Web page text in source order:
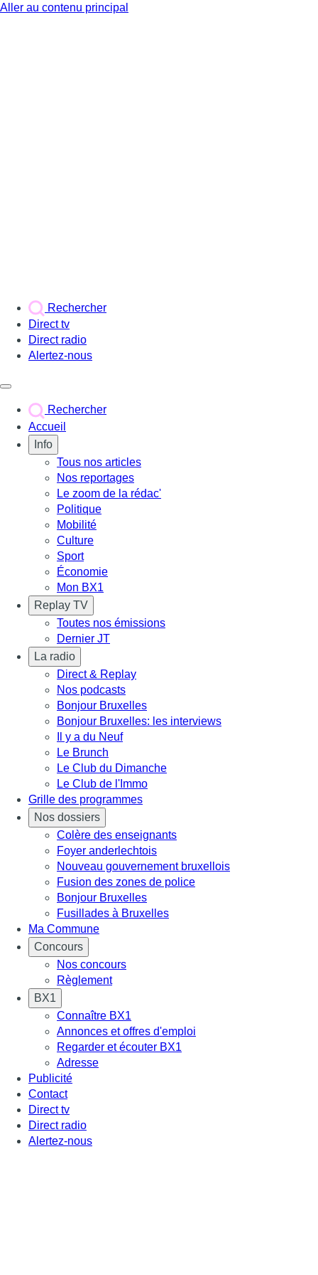
Aller au contenu principal
Rechercher
Direct tv
Direct radio
Alertez-nous
Rechercher
Accueil
Info
Tous nos articles
Nos reportages
Le zoom de la rédac'
Politique
Mobilité
Culture
Sport
Économie
Mon BX1
Replay TV
Toutes nos émissions
Dernier JT
La radio
Direct & Replay
Nos podcasts
Bonjour Bruxelles
Bonjour Bruxelles: les interviews
Il y a du Neuf
Le Brunch
Le Club du Dimanche
Le Club de l'Immo
Grille des programmes
Nos dossiers
Colère des enseignants
Foyer anderlechtois
Nouveau gouvernement bruxellois
Fusion des zones de police
Bonjour Bruxelles
Fusillades à Bruxelles
Ma Commune
Concours
Nos concours
Règlement
BX1
Connaître BX1
Annonces et offres d'emploi
Regarder et écouter BX1
Adresse
Publicité
Contact
Direct tv
Direct radio
Alertez-nous